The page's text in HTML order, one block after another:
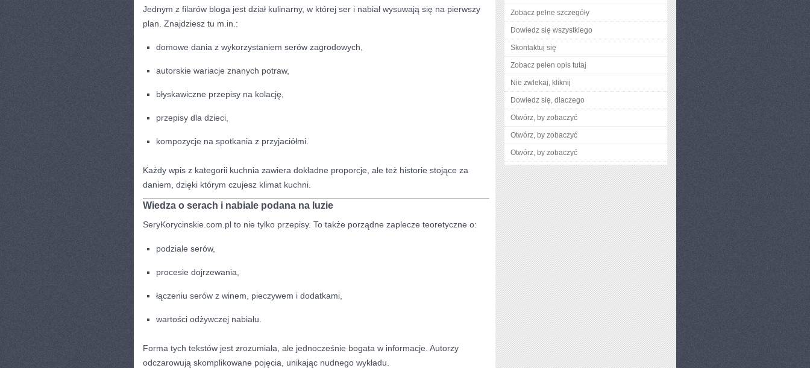
Jednym z filarów bloga jest dział kulinarny, w której ser i nabiał wysuwają się na pierwszy
plan. Znajdziesz tu m.in.:
domowe dania z wykorzystaniem serów zagrodowych,
autorskie wariacje znanych potraw,
błyskawiczne przepisy na kolację,
przepisy dla dzieci,
kompozycje na spotkania z przyjaciółmi.
Każdy wpis z kategorii kuchnia zawiera dokładne proporcje, ale też historie stojące za
daniem, dzięki którym czujesz klimat kuchni.
Wiedza o serach i nabiale podana na luzie
SeryKorycinskie.com.pl to nie tylko przepisy. To także porządne zaplecze teoretyczne o:
podziale serów,
procesie dojrzewania,
łączeniu serów z winem, pieczywem i dodatkami,
wartości odżywczej nabiału.
Forma tych tekstów jest zrozumiała, ale jednocześnie bogata w informacje. Autorzy
odczarowują skomplikowane pojęcia, unikając nudnego wykładu.
Zobacz pełne szczegóły
Dowiedz się wszystkiego
Skontaktuj się
Zobacz pełen opis tutaj
Nie zwlekaj, kliknij
Dowiedz się, dlaczego
Otwórz, by zobaczyć
Otwórz, by zobaczyć
Otwórz, by zobaczyć